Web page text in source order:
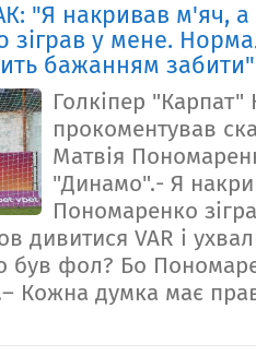
"Я накривав м'яч, а
зіграв у мене.
бажанням забити"
Голкіпер
прокоментував
Матвія
"Динамо".- Я
Пономаренко
дивитися VAR і
був фол? Бо
Кожна думка має